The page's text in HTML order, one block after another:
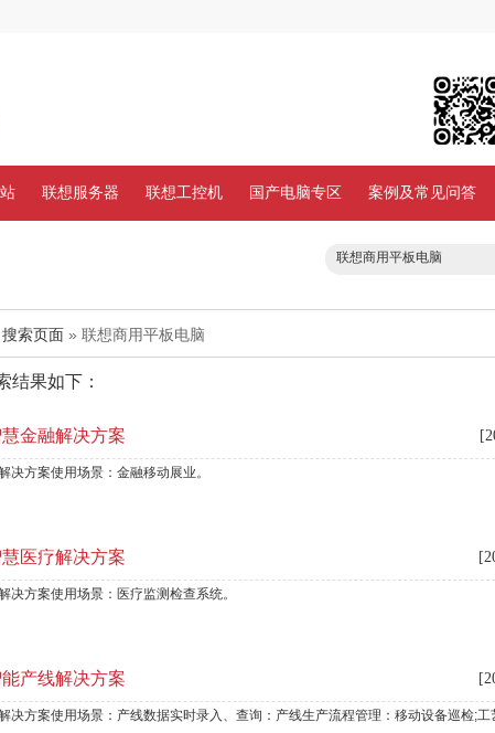
联想服务器 联想工控机 国产电脑专区 案例及常见问答
搜索页面 » 联想商用平板电脑
结果如下：
金融解决方案
决方案使用场景：金融移动展业。
医疗解决方案
决方案使用场景：医疗监测检查系统。
产线解决方案
决方案使用场景：产线数据实时录入、查询：产线生产流程管理：移动设备巡检;